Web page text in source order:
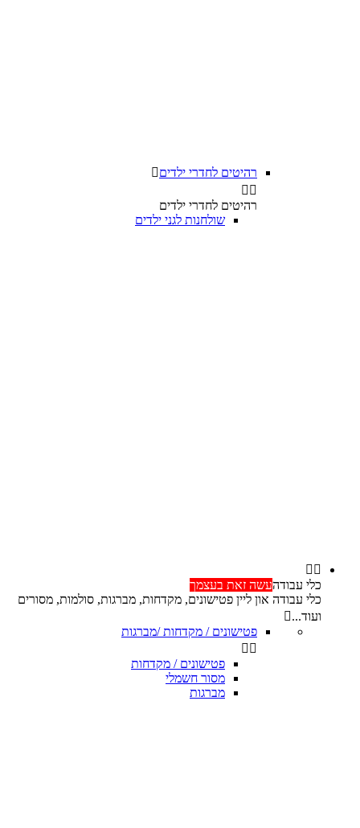
רהיטים לחדרי ילדים
 
רהיטים לחדרי ילדים
שולחנות לגני ילדים
 
כלי עבודהעשה זאת בעצמך
כלי עבודה און ליין פטישונים, מקדחות, מברגות, סולמות, מסורים
ועוד...
פטישונים / מקדחות /מברגות
 
פטישונים / מקדחות
מסור חשמלי
מברגות